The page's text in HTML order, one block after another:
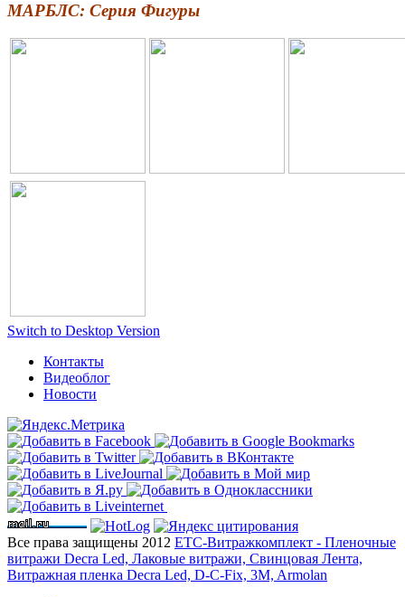
МАРБЛС: Серия Фигуры
Switch to Desktop Version
Контакты
Видеоблог
Новости
Все права защищены 2012 ЕТС-Витражкомплект - Пленочные
витражи Decra Led, Лаковые витражи, Свинцовая Лента,
Витражная пленка Decra Led, D-C-Fix, 3M, Armolan